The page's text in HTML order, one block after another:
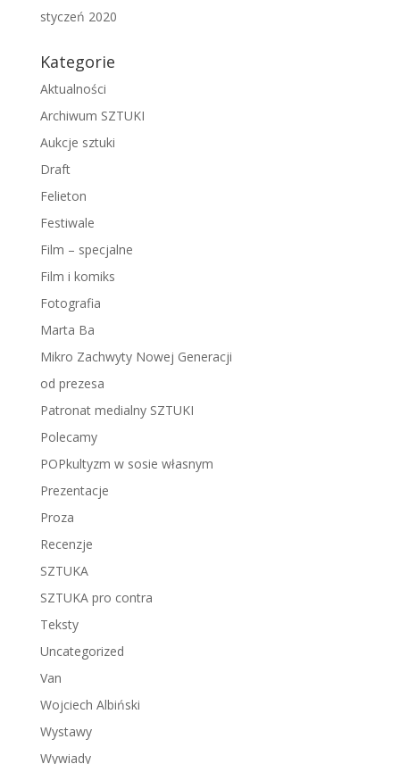
styczeń 2020
Kategorie
Aktualności
Archiwum SZTUKI
Aukcje sztuki
Draft
Felieton
Festiwale
Film – specjalne
Film i komiks
Fotografia
Marta Ba
Mikro Zachwyty Nowej Generacji
od prezesa
Patronat medialny SZTUKI
Polecamy
POPkultyzm w sosie własnym
Prezentacje
Proza
Recenzje
SZTUKA
SZTUKA pro contra
Teksty
Uncategorized
Van
Wojciech Albiński
Wystawy
Wywiady